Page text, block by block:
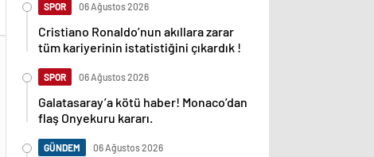
SPOR 06 Ağustos 2026
Cristiano Ronaldo’nun akıllara zarar
tüm kariyerinin istatistiğini çıkardık !
SPOR 06 Ağustos 2026
Galatasaray’a kötü haber! Monaco’dan
flaş Onyekuru kararı.
GÜNDEM 06 Ağustos 2026